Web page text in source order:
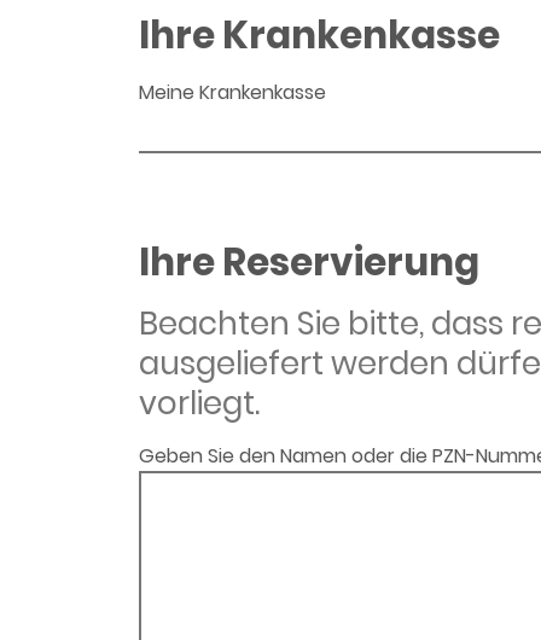
Ihre Krankenkasse
Meine Krankenkasse
Ihre Reservierung
Beachten Sie bitte, dass
ausgeliefert werden
vorliegt.
Geben Sie den Namen oder die PZN-